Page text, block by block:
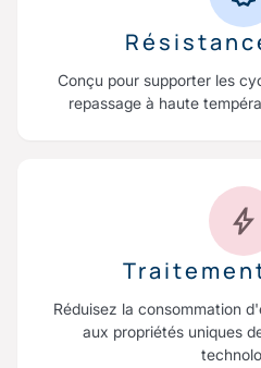
Conçu pour supporter les
repassage à haute
Réduisez la consommation
aux propriétés uniques